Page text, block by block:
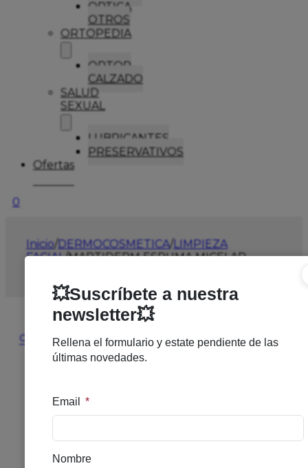
OPTICA
OTROS
ORTOPEDIA
ORTOP
CALZADO
SALUD
SEXUAL
LUBRICANTES
PRESERVATIVOS
Ofertas
0
Inicio/DERMOCOSMETICA/LIMPIEZA
FACIAL/MARTIDERM ESPUMA MICELAR
🔍